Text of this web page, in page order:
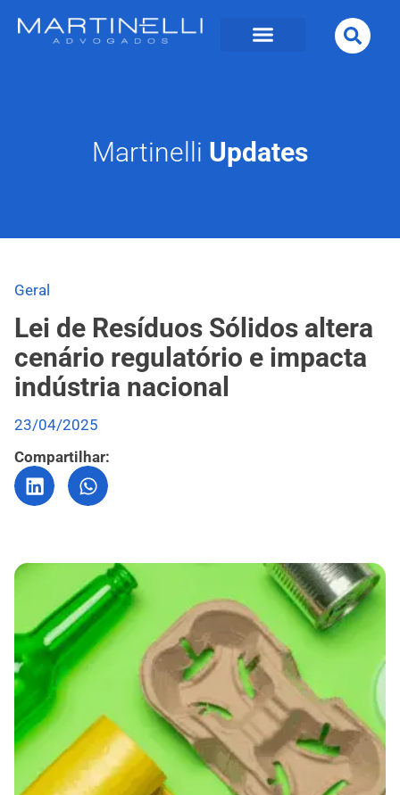
Martinelli Updates
Geral
Lei de Resíduos Sólidos altera
cenário regulatório e impacta
indústria nacional
23/04/2025
Compartilhar: